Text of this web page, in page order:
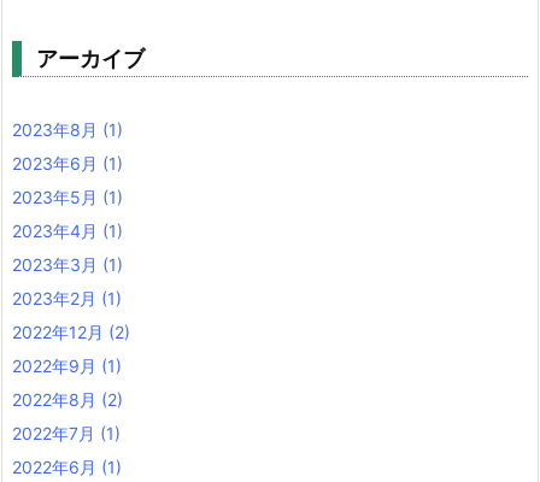
アーカイブ
2023年8月 (1)
2023年6月 (1)
2023年5月 (1)
2023年4月 (1)
2023年3月 (1)
2023年2月 (1)
2022年12月 (2)
2022年9月 (1)
2022年8月 (2)
2022年7月 (1)
2022年6月 (1)